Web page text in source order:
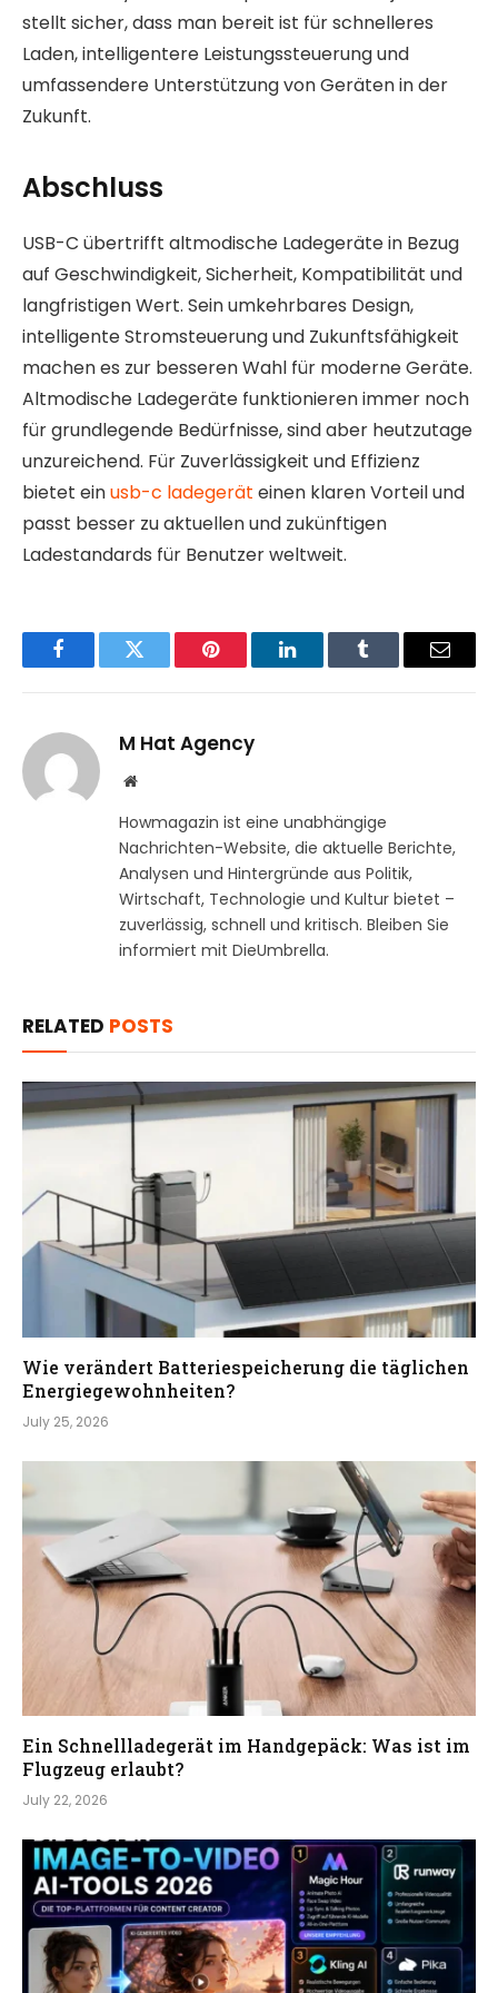
stellt sicher, dass man bereit ist für schnelleres
Laden, intelligentere Leistungssteuerung und
umfassendere Unterstützung von Geräten in der
Zukunft.
Abschluss
USB-C übertrifft altmodische Ladegeräte in Bezug
auf Geschwindigkeit, Sicherheit, Kompatibilität und
langfristigen Wert. Sein umkehrbares Design,
intelligente Stromsteuerung und Zukunftsfähigkeit
machen es zur besseren Wahl für moderne Geräte.
Altmodische Ladegeräte funktionieren immer noch
für grundlegende Bedürfnisse, sind aber heutzutage
unzureichend. Für Zuverlässigkeit und Effizienz
bietet einusb-c ladegerät einen klaren Vorteil und
passt besser zu aktuellen und zukünftigen
Ladestandards für Benutzer weltweit.
FacebookTwitter Pinterest LinkedInTumblr Email
M Hat Agency
Website
Howmagazin ist eine unabhängige
Nachrichten-Website, die aktuelle Berichte,
Analysen und Hintergründe aus Politik,
Wirtschaft, Technologie und Kultur bietet –
zuverlässig, schnell und kritisch. Bleiben Sie
informiert mit DieUmbrella.
RELATED POSTS
Wie verändert Batteriespeicherung die täglichen
Energiegewohnheiten?
July 25, 2026
Ein Schnellladegerät im Handgepäck: Was ist im
Flugzeug erlaubt?
July 22, 2026